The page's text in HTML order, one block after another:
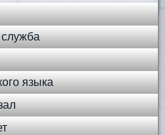
языка